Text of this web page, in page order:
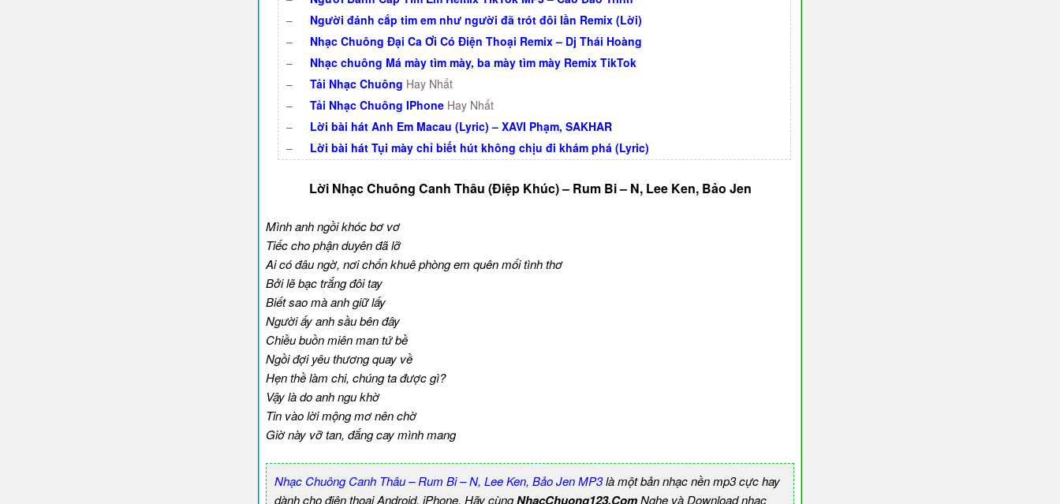
–
Người đánh cắp tim em như người đã trót đôi lần Remix (Lời)
–
Nhạc Chuông Đại Ca Ơi Có Điện Thoại Remix – Dj Thái Hoàng
–
Nhạc chuông Má mày tìm mày, ba mày tìm mày Remix TikTok
–
Tải Nhạc Chuông Hay Nhất
–
Tải Nhạc Chuông IPhone Hay Nhất
–
Lời bài hát Anh Em Macau (Lyric) – XAVI Phạm, SAKHAR
–
Lời bài hát Tụi mày chỉ biết hút không chịu đi khám phá (Lyric)
Lời Nhạc Chuông Canh Thâu (Điệp Khúc) – Rum Bi – N, Lee Ken, Bảo Jen
Mình anh ngồi khóc bơ vơ
Tiếc cho phận duyên đã lỡ
Ai có đâu ngờ, nơi chốn khuê phòng em quên mối tình thơ
Bởi lẽ bạc trắng đôi tay
Biết sao mà anh giữ lấy
Người ấy anh sầu bên đây
Chiều buồn miên man tứ bề
Ngồi đợi yêu thương quay về
Hẹn thề làm chi, chúng ta được gì?
Vậy là do anh ngu khờ
Tin vào lời mộng mơ nên chờ
Giờ này vỡ tan, đắng cay mình mang
Nhạc Chuông Canh Thâu – Rum Bi – N, Lee Ken, Bảo Jen MP3là một bản nhạc nền mp3 cực hay
dành cho điện thoại Android, iPhone. Hãy cùngNhacChuong123.ComNghe và Download nhạc